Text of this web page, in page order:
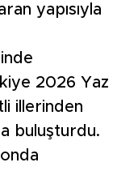
yapısıyla
2026 Yaz
illerinden
buluşturdu.